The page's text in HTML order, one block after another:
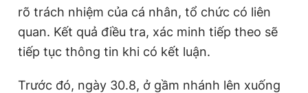
rõ trách nhiệm của cá nhân, tổ chức có liên
quan. Kết quả điều tra, xác minh tiếp theo sẽ
tiếp tục thông tin khi có kết luận.
Trước đó, ngày 30.8, ở gầm nhánh lên xuống